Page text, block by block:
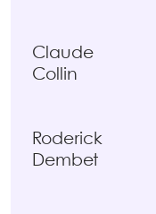
Claude
Collin
Roderick
Dembet